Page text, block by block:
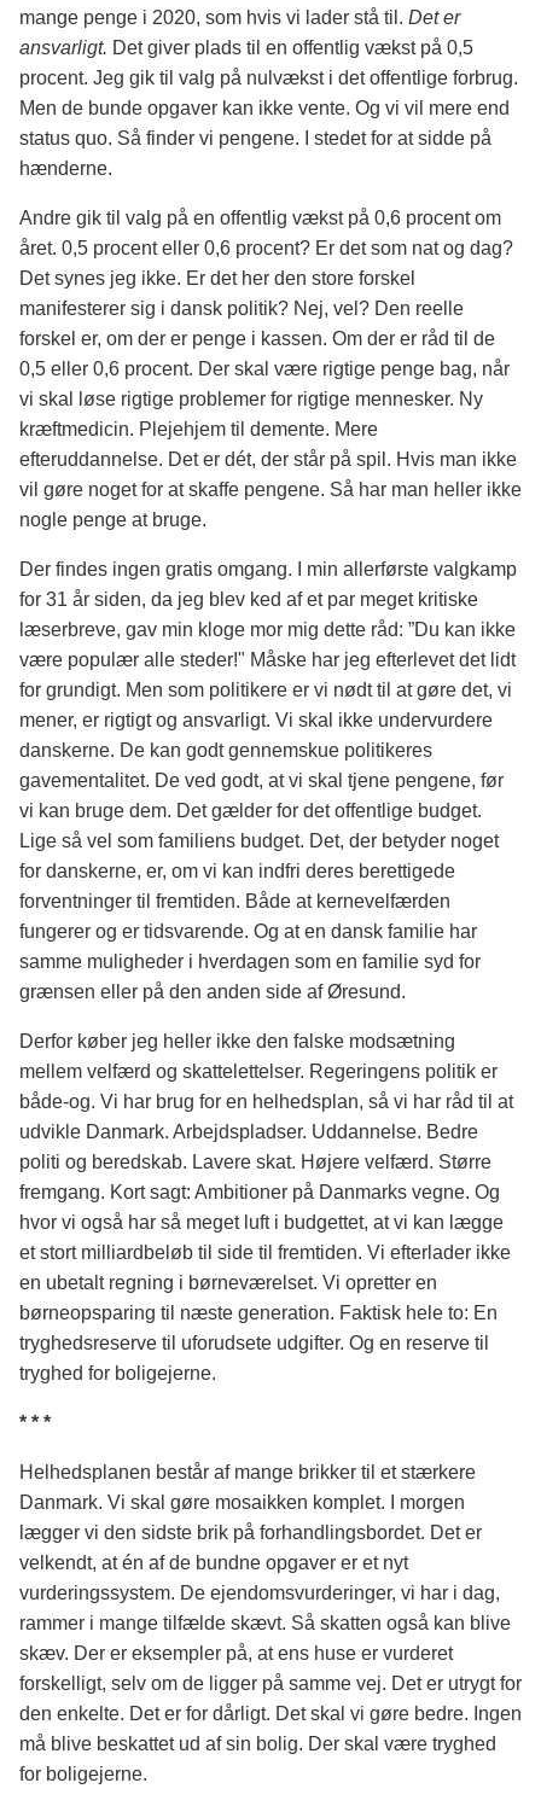
mange penge i 2020, som hvis vi lader stå til. Det er
ansvarligt. Det giver plads til en offentlig vækst på 0,5
procent. Jeg gik til valg på nulvækst i det offentlige forbrug.
Men de bunde opgaver kan ikke vente. Og vi vil mere end
status quo. Så finder vi pengene. I stedet for at sidde på
hænderne.
Andre gik til valg på en offentlig vækst på 0,6 procent om
året. 0,5 procent eller 0,6 procent? Er det som nat og dag?
Det synes jeg ikke. Er det her den store forskel
manifesterer sig i dansk politik? Nej, vel? Den reelle
forskel er, om der er penge i kassen. Om der er råd til de
0,5 eller 0,6 procent. Der skal være rigtige penge bag, når
vi skal løse rigtige problemer for rigtige mennesker. Ny
kræftmedicin. Plejehjem til demente. Mere
efteruddannelse. Det er dét, der står på spil. Hvis man ikke
vil gøre noget for at skaffe pengene. Så har man heller ikke
nogle penge at bruge.
Der findes ingen gratis omgang. I min allerførste valgkamp
for 31 år siden, da jeg blev ked af et par meget kritiske
læserbreve, gav min kloge mor mig dette råd: ”Du kan ikke
være populær alle steder!" Måske har jeg efterlevet det lidt
for grundigt. Men som politikere er vi nødt til at gøre det, vi
mener, er rigtigt og ansvarligt. Vi skal ikke undervurdere
danskerne. De kan godt gennemskue politikeres
gavementalitet. De ved godt, at vi skal tjene pengene, før
vi kan bruge dem. Det gælder for det offentlige budget.
Lige så vel som familiens budget. Det, der betyder noget
for danskerne, er, om vi kan indfri deres berettigede
forventninger til fremtiden. Både at kernevelfærden
fungerer og er tidsvarende. Og at en dansk familie har
samme muligheder i hverdagen som en familie syd for
grænsen eller på den anden side af Øresund.
Derfor køber jeg heller ikke den falske modsætning
mellem velfærd og skattelettelser. Regeringens politik er
både-og. Vi har brug for en helhedsplan, så vi har råd til at
udvikle Danmark. Arbejdspladser. Uddannelse. Bedre
politi og beredskab. Lavere skat. Højere velfærd. Større
fremgang. Kort sagt: Ambitioner på Danmarks vegne. Og
hvor vi også har så meget luft i budgettet, at vi kan lægge
et stort milliardbeløb til side til fremtiden. Vi efterlader ikke
en ubetalt regning i børneværelset. Vi opretter en
børneopsparing til næste generation. Faktisk hele to: En
tryghedsreserve til uforudsete udgifter. Og en reserve til
tryghed for boligejerne.
* * *
Helhedsplanen består af mange brikker til et stærkere
Danmark. Vi skal gøre mosaikken komplet. I morgen
lægger vi den sidste brik på forhandlingsbordet. Det er
velkendt, at én af de bundne opgaver er et nyt
vurderingssystem. De ejendomsvurderinger, vi har i dag,
rammer i mange tilfælde skævt. Så skatten også kan blive
skæv. Der er eksempler på, at ens huse er vurderet
forskelligt, selv om de ligger på samme vej. Det er utrygt for
den enkelte. Det er for dårligt. Det skal vi gøre bedre. Ingen
må blive beskattet ud af sin bolig. Der skal være tryghed
for boligejerne.